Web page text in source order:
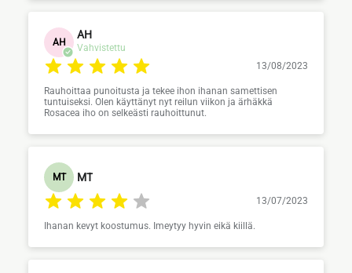
AH
AH
Vahvistettu
13/08/2023
Rauhoittaa punoitusta ja tekee ihon ihanan samettisen
tuntuiseksi. Olen käyttänyt nyt reilun viikon ja ärhäkkä
Rosacea iho on selkeästi rauhoittunut.
MT MT
13/07/2023
Ihanan kevyt koostumus. Imeytyy hyvin eikä kiillä.